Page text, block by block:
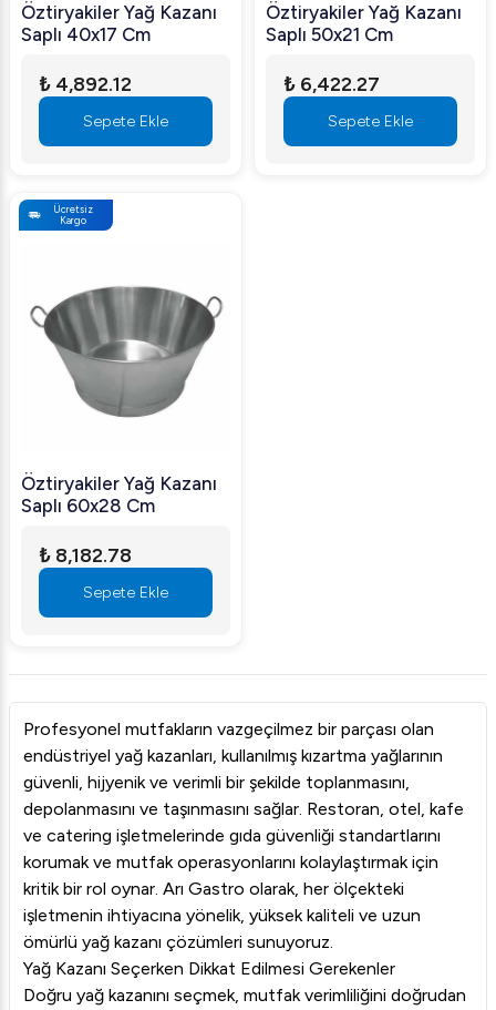
Öztiryakiler Yağ Kazanı
Saplı 40x17 Cm
₺ 4,892.12
Sepete Ekle
Öztiryakiler Yağ Kazanı
Saplı 50x21 Cm
₺ 6,422.27
Sepete Ekle
Ücretsiz
Kargo
Öztiryakiler Yağ Kazanı
Saplı 60x28 Cm
₺ 8,182.78
Sepete Ekle
Profesyonel mutfakların vazgeçilmez bir parçası olan
endüstriyel yağ kazanları, kullanılmış kızartma yağlarının
güvenli, hijyenik ve verimli bir şekilde toplanmasını,
depolanmasını ve taşınmasını sağlar. Restoran, otel, kafe
ve catering işletmelerinde gıda güvenliği standartlarını
korumak ve mutfak operasyonlarını kolaylaştırmak için
kritik bir rol oynar. Arı Gastro olarak, her ölçekteki
işletmenin ihtiyacına yönelik, yüksek kaliteli ve uzun
ömürlü yağ kazanı çözümleri sunuyoruz.
Yağ Kazanı Seçerken Dikkat Edilmesi Gerekenler
Doğru yağ kazanını seçmek, mutfak verimliliğini doğrudan